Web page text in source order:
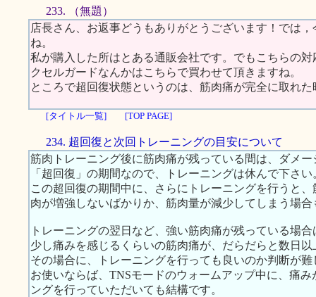
233. （無題）
店長さん、お返事どうもありがとうございます！では
ね。
私が購入した所はとある通販会社です。でもこちらの
クセルガードなんかはこちらで買わせて頂きますね。
ところで超回復状態というのは、筋肉痛が完全に取れ
[タイトル一覧] [TOP PAGE]
234. 超回復と次回トレーニングの目安について
筋肉トレーニング後に筋肉痛が残っている間は、ダメ
「超回復」の期間なので、トレーニングは休んで下さい
この超回復の期間中に、さらにトレーニングを行うと
肉が増強しないばかりか、筋肉量が減少してしまう場
トレーニングの翌日など、強い筋肉痛が残っている場
少し痛みを感じるくらいの筋肉痛が、だらだらと数日
その場合に、トレーニングを行っても良いのか判断が
お使いならば、TNSモードのウォームアップ中に、痛
ングを行っていただいても結構です。